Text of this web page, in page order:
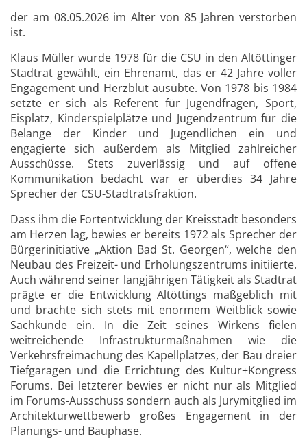
der am 08.05.2026 im Alter von 85 Jahren verstorben
ist.
Klaus Müller wurde 1978 für die CSU in den Altöttinger
Stadtrat gewählt, ein Ehrenamt, das er 42 Jahre voller
Engagement und Herzblut ausübte. Von 1978 bis 1984
setzte er sich als Referent für Jugendfragen, Sport,
Eisplatz, Kinderspielplätze und Jugendzentrum für die
Belange der Kinder und Jugendlichen ein und
engagierte sich außerdem als Mitglied zahlreicher
Ausschüsse. Stets zuverlässig und auf offene
Kommunikation bedacht war er überdies 34 Jahre
Sprecher der CSU-Stadtratsfraktion.
Dass ihm die Fortentwicklung der Kreisstadt besonders
am Herzen lag, bewies er bereits 1972 als Sprecher der
Bürgerinitiative „Aktion Bad St. Georgen“, welche den
Neubau des Freizeit- und Erholungszentrums initiierte.
Auch während seiner langjährigen Tätigkeit als Stadtrat
prägte er die Entwicklung Altöttings maßgeblich mit
und brachte sich stets mit enormem Weitblick sowie
Sachkunde ein. In die Zeit seines Wirkens fielen
weitreichende Infrastrukturmaßnahmen wie die
Verkehrsfreimachung des Kapellplatzes, der Bau dreier
Tiefgaragen und die Errichtung des Kultur+Kongress
Forums. Bei letzterer bewies er nicht nur als Mitglied
im Forums-Ausschuss sondern auch als Jurymitglied im
Architekturwettbewerb großes Engagement in der
Planungs- und Bauphase.